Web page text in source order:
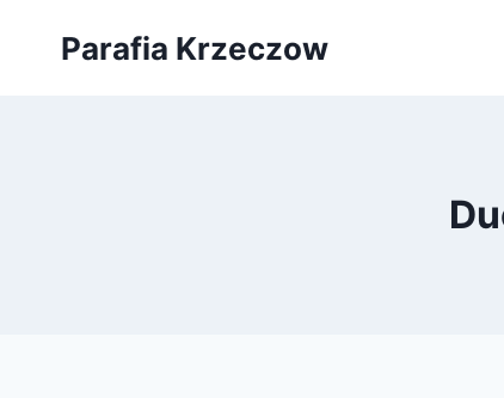
Parafia Krzeczow